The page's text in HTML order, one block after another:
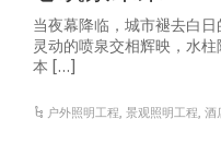
当夜幕降临，城市褪去白
灵动的喷泉交相辉映，水
本 […]
户外照明工程,景观照明工程,酒